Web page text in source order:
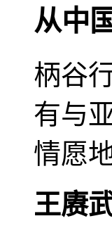
从中
柄谷
有与
情愿
王赓